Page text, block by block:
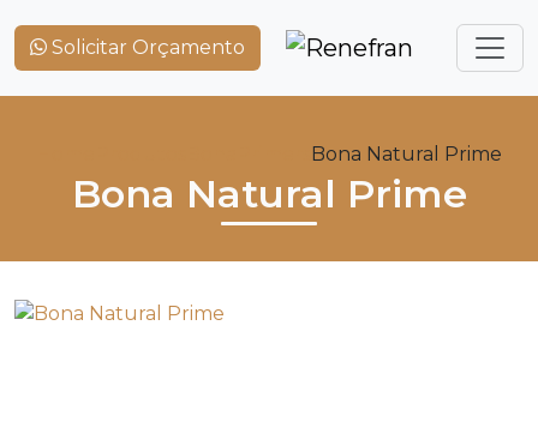
Solicitar Orçamento
Bona Natural Prime
Bona Natural Prime